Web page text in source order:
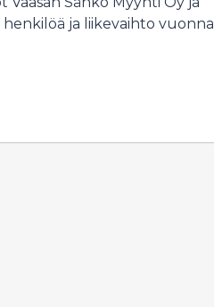
henkilöä ja liikevaihto vuonna